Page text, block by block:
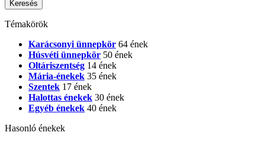
Témakörök
Karácsonyi ünnepkör 64 ének
Húsvéti ünnepkör 50 ének
Oltáriszentség 14 ének
Mária-énekek 35 ének
Szentek 17 ének
Halottas énekek 30 ének
Egyéb énekek 40 ének
Hasonló énekek